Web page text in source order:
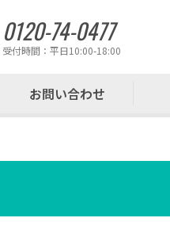
0120-74-0477
受付時間：平日10:00-18:00
お問い合わせ